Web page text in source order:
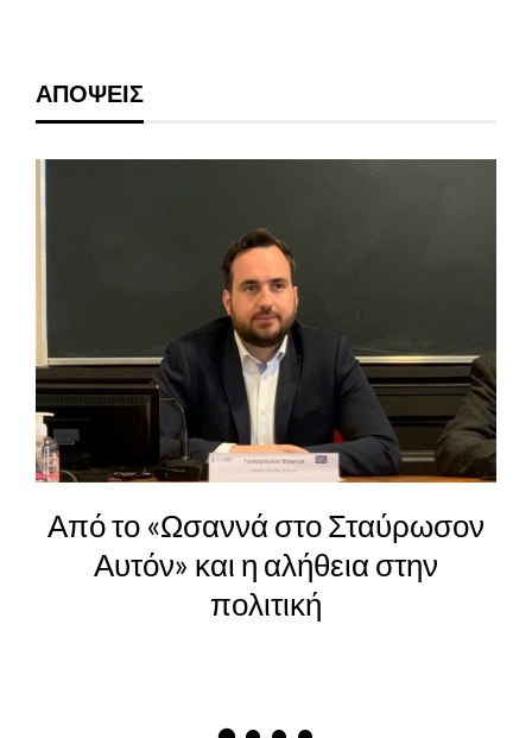
ΑΠΟΨΕΙΣ
Από το «Ωσαννά στο Σταύρωσον
Αυτόν» και η αλήθεια στην
πολιτική